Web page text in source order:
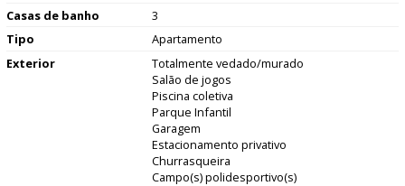
Casas de banho
3
Tipo
Apartamento
Exterior
Totalmente vedado/murado
Salão de jogos
Piscina coletiva
Parque Infantil
Garagem
Estacionamento privativo
Churrasqueira
Campo(s) polidesportivo(s)